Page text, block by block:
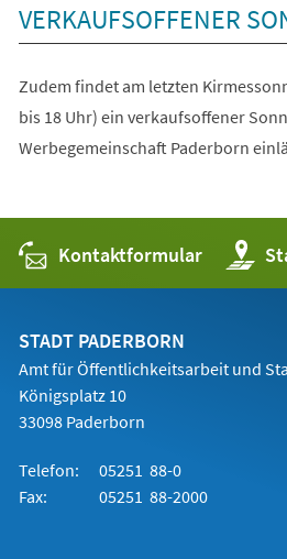
VERKAUFSOFFENER
Zudem findet am letzten
bis 18 Uhr) ein verkaufsoffener
Werbegemeinschaft Paderborn
Kontaktformular (Öffnet
in
einem
STADT PADERBORN
Amt für Öffentlichkeitsarbeit und
Königsplatz 10
33098 Paderborn
Telefon:
05251 88-0
Fax:
05251 88-2000